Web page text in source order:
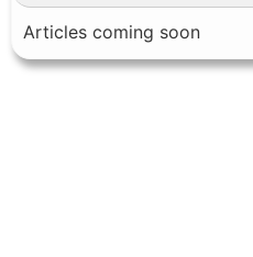
Articles coming soon